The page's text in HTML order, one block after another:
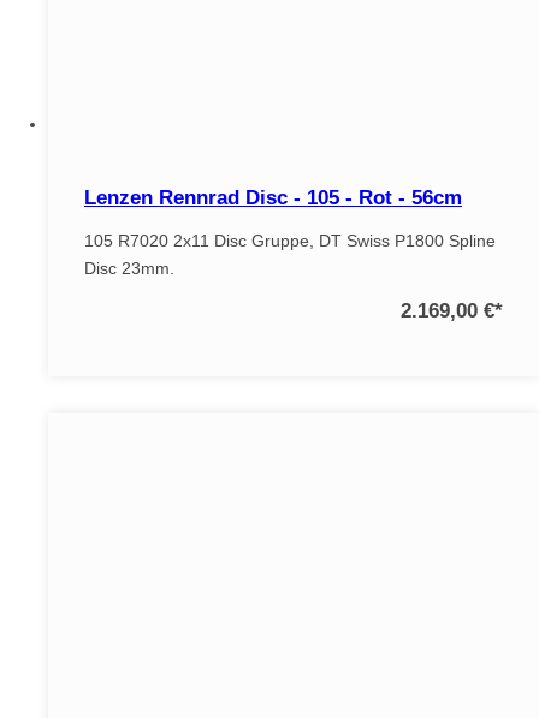
Lenzen Rennrad Disc - 105 - Rot - 56cm
105 R7020 2x11 Disc Gruppe, DT Swiss P1800 Spline
Disc 23mm.
2.169,00 €*